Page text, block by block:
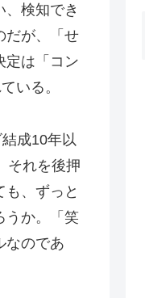
、検知でき
だが、「せ
定は「コン
いる。
成10年以
それを後押
、ずっと
うか。「笑
なのであ